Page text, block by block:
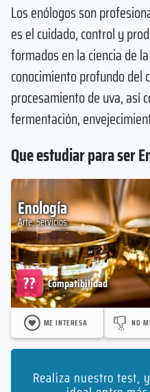
Los enólogos son
es el cuidado, control y
formados en la ciencia de
conocimiento profundo del
procesamiento de uva, así
fermentación,
Que estudiar para ser
Enología
Arte, Servicios
Compatibilidad
??
ME INTERESA NO
Realiza nuestro test,